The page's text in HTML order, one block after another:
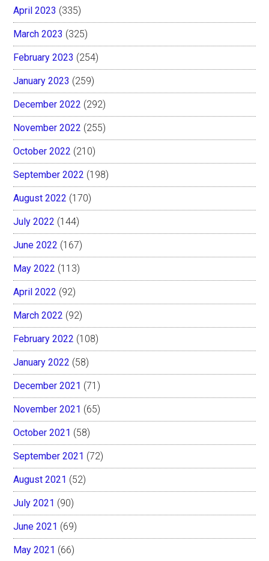
April 2023 (335)
March 2023 (325)
February 2023 (254)
January 2023 (259)
December 2022 (292)
November 2022 (255)
October 2022 (210)
September 2022 (198)
August 2022 (170)
July 2022 (144)
June 2022 (167)
May 2022 (113)
April 2022 (92)
March 2022 (92)
February 2022 (108)
January 2022 (58)
December 2021 (71)
November 2021 (65)
October 2021 (58)
September 2021 (72)
August 2021 (52)
July 2021 (90)
June 2021 (69)
May 2021 (66)